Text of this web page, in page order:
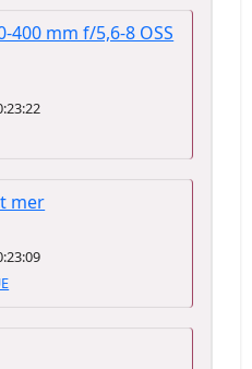
400 mm f/5,6-8 OSS
mer